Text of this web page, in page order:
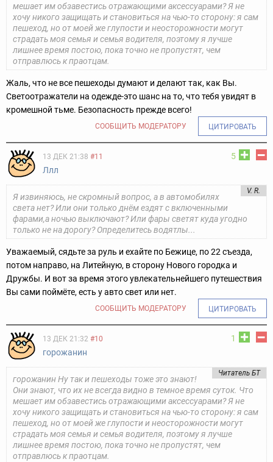
мешает им обзавестись отражающими аксессуарами? Я не
хочу никого защищать и становиться на чью-то сторону: я сам
пешеход, но от моей же глупости и неосторожности могут
страдать моя семья и семья водителя, поэтому я лучше
лишнее время постою, пока точно не пропустят, чем
отправлюсь к праотцам.
Жаль, что не все пешеходы думают и делают так, как Вы.
Светоотражатели на одежде-это шанс на то, что тебя увидят в
кромешной тьме. Безопасность прежде всего!
СООБЩИТЬ МОДЕРАТОРУ ЦИТИРОВАТЬ
5
13 ДЕК 21:38 #11
Ллл
V. R.
Я извиняюсь, не скромный вопрос, а в автомобилях
света нет? Или они только днём ездят с включенными
фарами,а ночью выключают? Или фары светят куда угодно
только не на дорогу? Определитесь водятлы...
Уважаемый, сядьте за руль и ехайте по Бежице, по 22 съезда,
потом направо, на Литейную, в сторону Нового городка и
Дружбы. И вот за время этого увлекательнейшего путешествия
Вы сами поймёте, есть у авто свет или нет.
СООБЩИТЬ МОДЕРАТОРУ ЦИТИРОВАТЬ
1
13 ДЕК 21:32 #10
горожанин
Читатель БТ
горожанин Ну так и пешеходы тоже это знают!
Они знают, что их не всегда видно в темное время суток. Что
мешает им обзавестись отражающими аксессуарами? Я не
хочу никого защищать и становиться на чью-то сторону: я сам
пешеход, но от моей же глупости и неосторожности могут
страдать моя семья и семья водителя, поэтому я лучше
лишнее время постою, пока точно не пропустят, чем
отправлюсь к праотцам.